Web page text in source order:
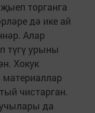
торганга
дә ике ай
Алар
түгү урыны
Хокук
чистарган.
да